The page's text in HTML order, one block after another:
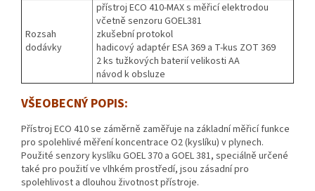
Rozsah
dodávky
přístroj ECO 410-MAX s měřicí elektrodou
včetně senzoru GOEL381
zkušební protokol
hadicový adaptér ESA 369 a T-kus ZOT 369
2 ks tužkových baterií velikosti AA
návod k obsluze
VŠEOBECNÝ POPIS:
Přístroj ECO 410 se záměrně zaměřuje na základní měřicí funkce
pro spolehlivé měření koncentrace O2 (kyslíku) v plynech.
Použité senzory kyslíku GOEL 370 a GOEL 381, speciálně určené
také pro použití ve vlhkém prostředí, jsou zásadní pro
spolehlivost a dlouhou životnost přístroje.